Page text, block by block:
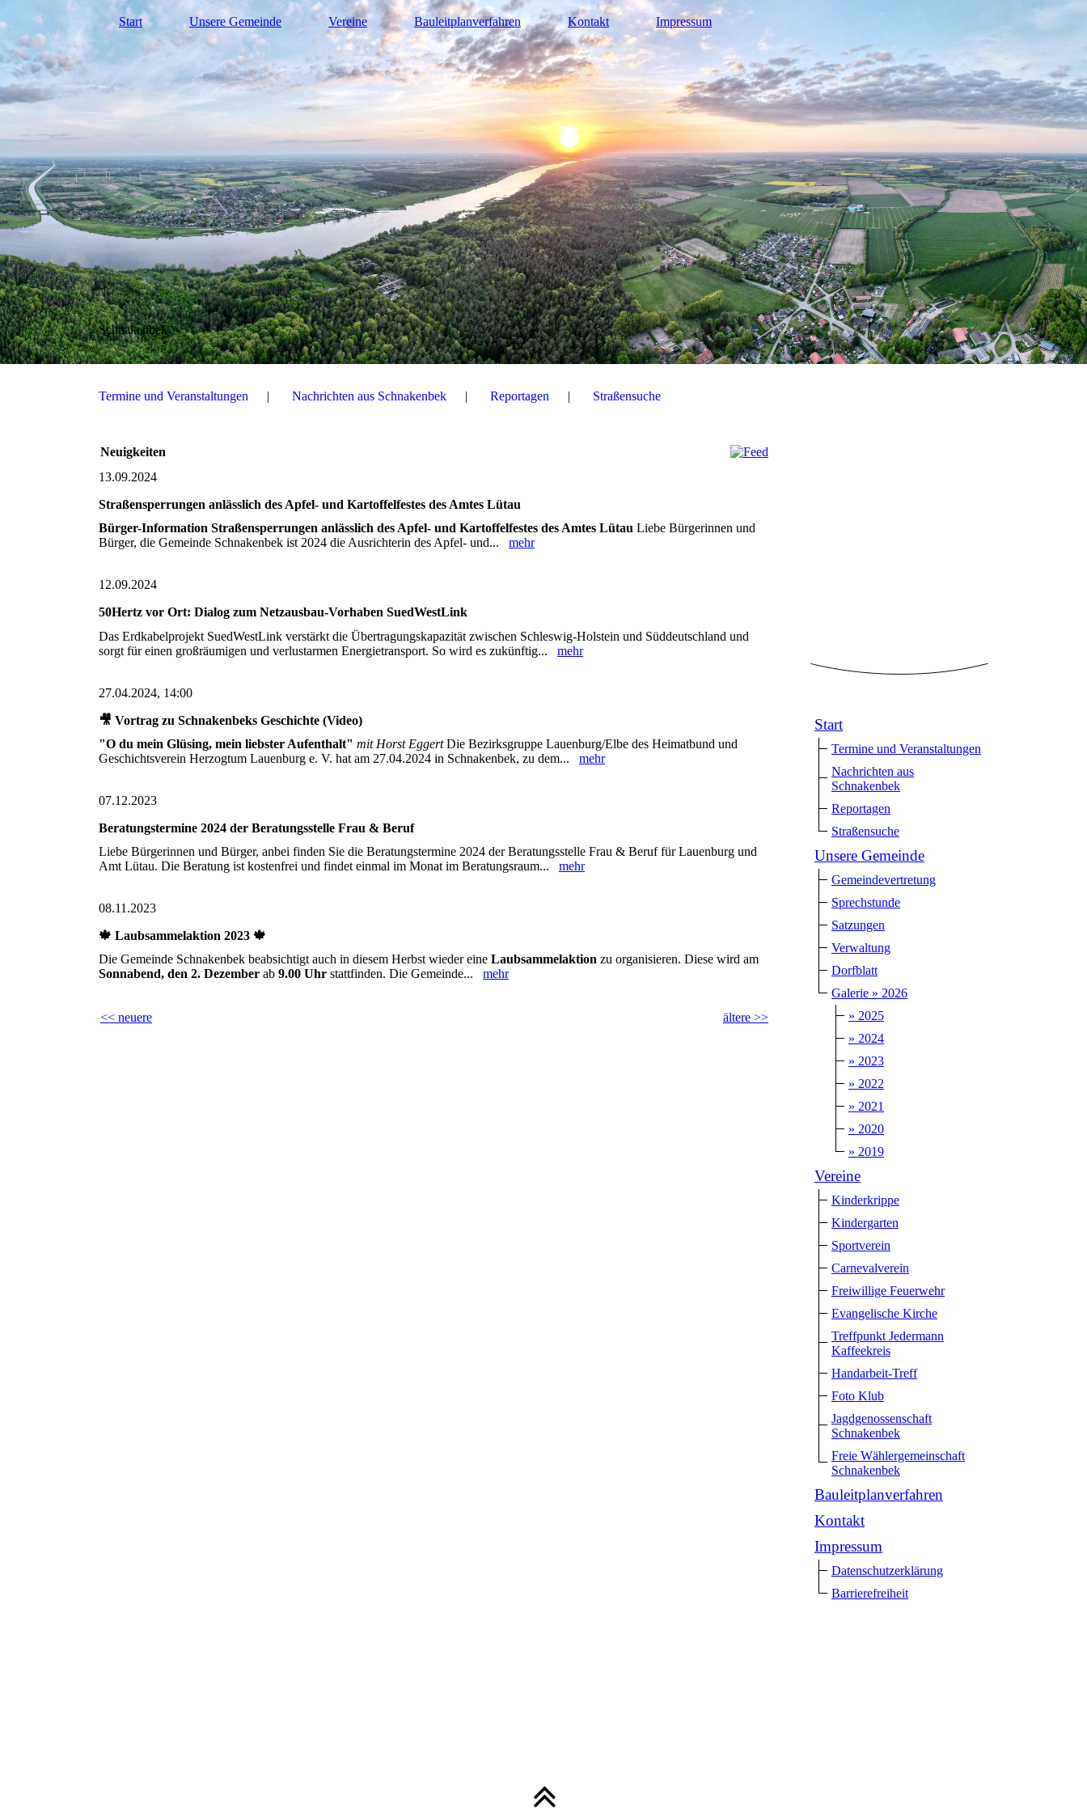
Start Unsere Gemeinde Vereine Bauleitplanverfahren Kontakt Impressum
Schnakenbek
Termine und Veranstaltungen Nachrichten aus Schnakenbek Reportagen Straßensuche
Neuigkeiten
13.09.2024
Straßensperrungen anlässlich des Apfel- und Kartoffelfestes des Amtes Lütau
Bürger-Information Straßensperrungen anlässlich des Apfel- und Kartoffelfestes des Amtes Lütau Liebe Bürgerinnen und
Bürger, die Gemeinde Schnakenbek ist 2024 die Ausrichterin des Apfel- und... mehr
12.09.2024
50Hertz vor Ort: Dialog zum Netzausbau-Vorhaben SuedWestLink
Das Erdkabelprojekt SuedWestLink verstärkt die Übertragungskapazität zwischen Schleswig-Holstein und Süddeutschland und
sorgt für einen großräumigen und verlustarmen Energietransport. So wird es zukünftig... mehr
27.04.2024, 14:00
🎥 Vortrag zu Schnakenbeks Geschichte (Video)
"O du mein Glüsing, mein liebster Aufenthalt" mit Horst EggertDie Bezirksgruppe Lauenburg/Elbe des Heimatbund und
Geschichtsverein Herzogtum Lauenburg e. V. hat am 27.04.2024 in Schnakenbek, zu dem... mehr
07.12.2023
Beratungstermine 2024 der Beratungsstelle Frau & Beruf
Liebe Bürgerinnen und Bürger, anbei finden Sie die Beratungstermine 2024 der Beratungsstelle Frau & Beruf für Lauenburg und
Amt Lütau. Die Beratung ist kostenfrei und findet einmal im Monat im Beratungsraum... mehr
08.11.2023
🍁 Laubsammelaktion 2023 🍁
Die Gemeinde Schnakenbek beabsichtigt auch in diesem Herbst wieder eine Laubsammelaktion zu organisieren. Diese wird am
Sonnabend, den 2. Dezember ab 9.00 Uhr stattfinden. Die Gemeinde... mehr
<< neuere ältere >>
Start
Termine und Veranstaltungen
Nachrichten aus
Schnakenbek
Reportagen
Straßensuche
Unsere Gemeinde
Gemeindevertretung
Sprechstunde
Satzungen
Verwaltung
Dorfblatt
Galerie » 2026
» 2025
» 2024
» 2023
» 2022
» 2021
» 2020
» 2019
Vereine
Kinderkrippe
Kindergarten
Sportverein
Carnevalverein
Freiwillige Feuerwehr
Evangelische Kirche
Treffpunkt Jedermann
Kaffeekreis
Handarbeit-Treff
Foto Klub
Jagdgenossenschaft
Schnakenbek
Freie Wählergemeinschaft
Schnakenbek
Bauleitplanverfahren
Kontakt
Impressum
Datenschutzerklärung
Barrierefreiheit